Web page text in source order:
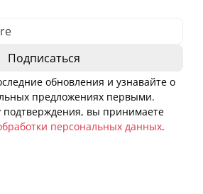
обновления и узнавайте о
предложениях первыми.
подтверждения, вы принимаете
персональных данных.